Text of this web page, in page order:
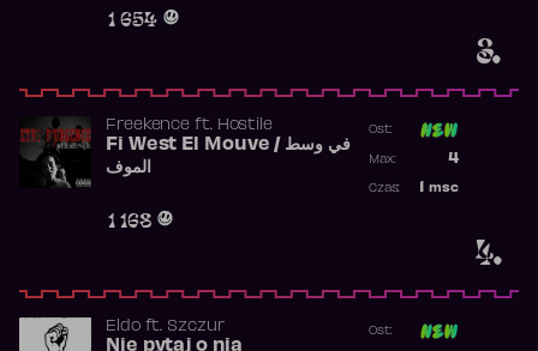
3.
1 654
4.
Freekence ft. Hostile
Fi West El Mouve / في وسط
الموف
1 168
Ost:
4
Max:
msc
Czas:
Eldoft. Szczur
Nie pytaj o nią
Ost: